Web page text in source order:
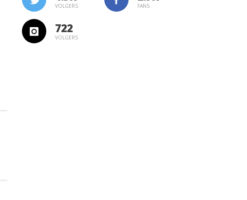
VOLGERS FANS
722
VOLGERS